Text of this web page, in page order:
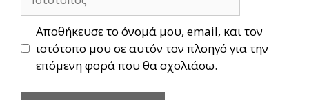
Αποθήκευσε το όνομά μου, email, και τον
ιστότοπο μου σε αυτόν τον πλοηγό για την
επόμενη φορά που θα σχολιάσω.